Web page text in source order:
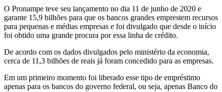
O Pronampe teve seu lançamento no dia 11 de junho de 2020 e
garante 15,9 bilhões para que os bancos grandes emprestem recursos
para pequenas e médias empresas e foi divulgado que desde o início
foi obtido uma grande procura por essa linha de crédito.
De acordo com os dados divulgados pelo ministério da economia,
cerca de 11,3 bilhões de reais já foram concedido para as empresas.
Em um primeiro momento foi liberado esse tipo de empréstimo
apenas para os bancos do governo federal, ou seja, apenas Banco do